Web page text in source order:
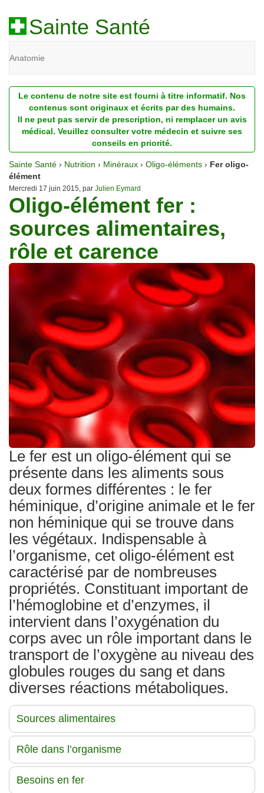
Sainte Santé
Anatomie
Diagnostic
Dossiers
Homéopathie
Nutrition
Pathologie
Psychologie
Recherches
Le contenu de notre site est fourni à titre informatif. Nos
contenus sont originaux et écrits par des humains.
Il ne peut pas servir de prescription, ni remplacer un avis
médical. Veuillez consulter votre médecin et suivre ses
conseils en priorité.
Sainte Santé › Nutrition › Minéraux › Oligo-éléments › Fer oligo-
élément
Mercredi 17 juin 2015, par Julien Eymard
Oligo-élément fer :
sources alimentaires,
rôle et carence
Le fer est un oligo-élément qui se
présente dans les aliments sous
deux formes différentes : le fer
héminique, d’origine animale et le fer
non héminique qui se trouve dans
les végétaux. Indispensable à
l’organisme, cet oligo-élément est
caractérisé par de nombreuses
propriétés. Constituant important de
l’hémoglobine et d’enzymes, il
intervient dans l’oxygénation du
corps avec un rôle important dans le
transport de l’oxygène au niveau des
globules rouges du sang et dans
diverses réactions métaboliques.
Sources alimentaires
Rôle dans l’organisme
Besoins en fer